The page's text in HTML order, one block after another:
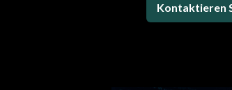
Kontaktieren